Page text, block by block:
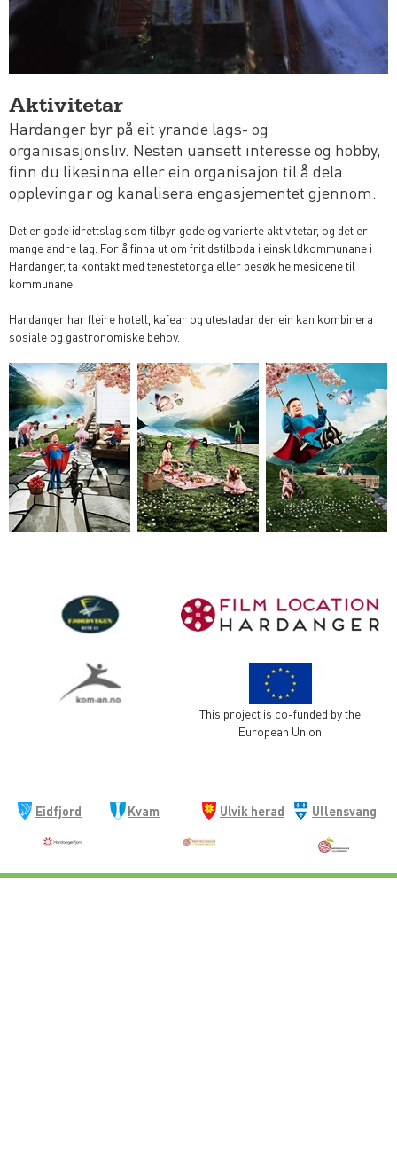
Aktivitetar
Hardanger byr på eit yrande lags- og
organisasjonsliv. Nesten uansett interesse og hobby,
finn du likesinna eller ein organisajon til å dela
opplevingar og kanalisera engasjementet gjennom.
Det er gode idrettslag som tilbyr gode og varierte aktivitetar, og det er
mange andre lag. For å finna ut om fritidstilboda i einskildkommunane i
Hardanger, ta kontakt med tenestetorga eller besøk heimesidene til
kommunane.
Hardanger har fleire hotell, kafear og utestadar der ein kan kombinera
sosiale og gastronomiske behov.
This project is co-funded by the
European Union
Eidfjord
Kvam
Ulvik herad
Ullensvang